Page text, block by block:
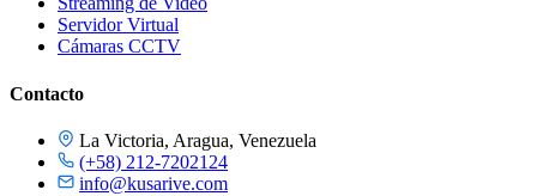
Servidor Virtual
Cámaras CCTV
Contacto
La Victoria, Aragua, Venezuela
(+58) 212-7202124
info@kusarive.com